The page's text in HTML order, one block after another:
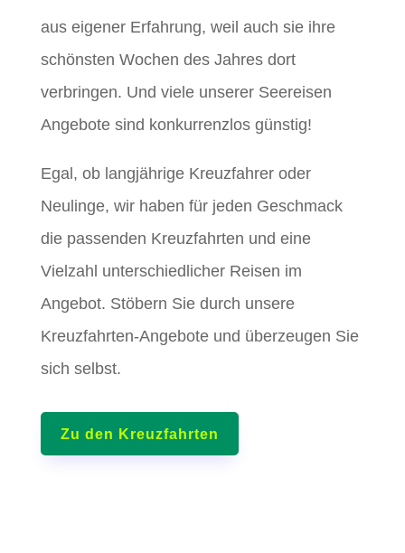
aus eigener Erfahrung, weil auch sie ihre
schönsten Wochen des Jahres dort
verbringen. Und viele unserer Seereisen
Angebote sind konkurrenzlos günstig!
Egal, ob langjährige Kreuzfahrer oder
Neulinge, wir haben für jeden Geschmack
die passenden Kreuzfahrten und eine
Vielzahl unterschiedlicher Reisen im
Angebot. Stöbern Sie durch unsere
Kreuzfahrten-Angebote und überzeugen Sie
sich selbst.
Zu den Kreuzfahrten